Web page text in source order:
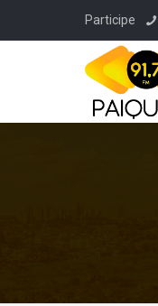
Participe